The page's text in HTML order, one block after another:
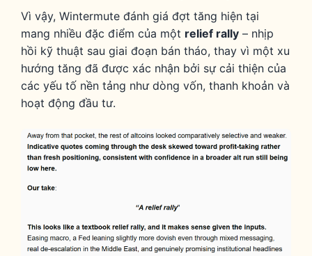
Vì vậy, Wintermute đánh giá đợt tăng hiện tại
mang nhiều đặc điểm của một relief rally – nhịp
hồi kỹ thuật sau giai đoạn bán tháo, thay vì một xu
hướng tăng đã được xác nhận bởi sự cải thiện của
các yếu tố nền tảng như dòng vốn, thanh khoản và
hoạt động đầu tư.